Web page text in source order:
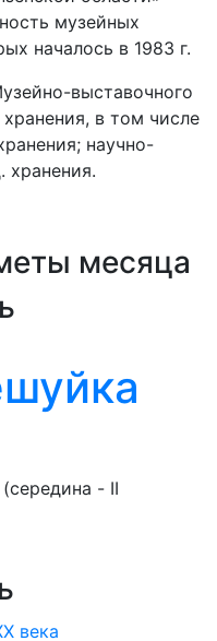
музейных
началось в 1983 г.
выставочного
в том числе
научно-
хранения.
месяца
- II